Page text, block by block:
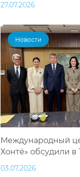
27.07.2026
Новости
Международный
Хонтё» обсудили в
03.07.2026